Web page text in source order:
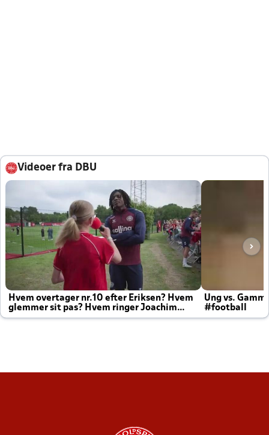
Videoer fra DBU
Hvem overtager nr.10 efter Eriksen? Hvem
glemmer sit pas? Hvem ringer Joachim
altid til efter kampe?
Ung vs.
#football